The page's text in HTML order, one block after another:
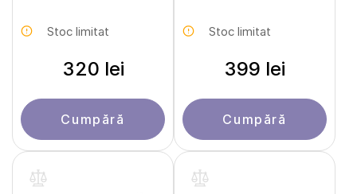
Stoc limitat
320 lei
Cumpără
Stoc limitat
399 lei
Cumpără